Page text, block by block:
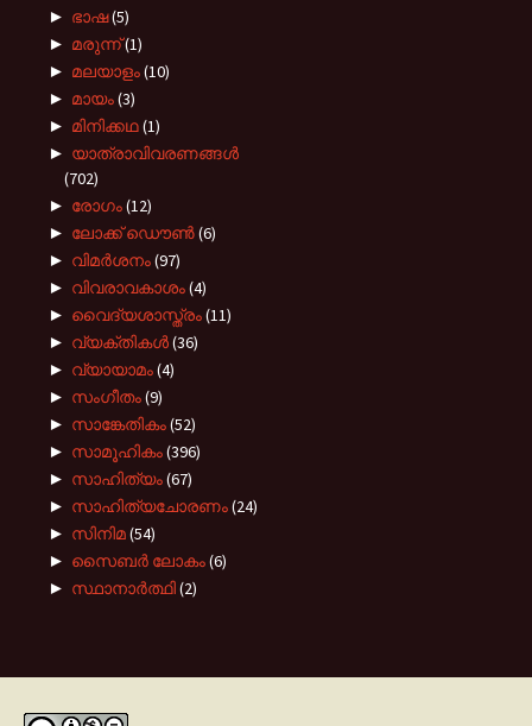
► ഭാഷ(5)
► മരുന്ന്(1)
► മലയാളം(10)
► മായം(3)
► മിനിക്കഥ(1)
► യാത്രാവിവരണങ്ങൾ
(702)
► രോഗം(12)
► ലോക്ക് ഡൌൺ(6)
► വിമർശനം(97)
► വിവരാവകാശം(4)
► വൈദ്യശാസ്ത്രം(11)
► വ്യക്തികൾ(36)
► വ്യായാമം(4)
► സംഗീതം(9)
► സാങ്കേതികം(52)
► സാമൂഹികം(396)
► സാഹിത്യം(67)
► സാഹിത്യചോരണം(24)
► സിനിമ(54)
► സൈബർ ലോകം(6)
► സ്ഥാനാർത്ഥി(2)